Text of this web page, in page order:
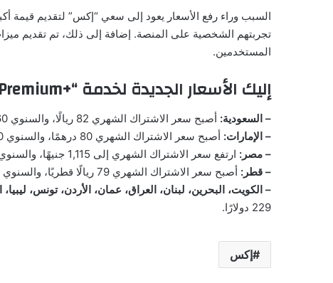
السبب وراء رفع الأسعار يعود إلى سعي “إكس” لتقديم قيمة
تجربتهم الشخصية على المنصة. إضافة إلى ذلك، تم تقديم
المستخدمين.
إليك الأسعار الجديدة لخدمة “Premium+‎” في بعض الدول العربية:
– السعودية: أصبح سعر الاشتراك الشهري 82 ريالًا، والسنوي 860 ريالًا.
– الإمارات: أصبح سعر الاشتراك الشهري 80 درهمًا، والسنوي 840 درهمًا.
– مصر: ارتفع سعر الاشتراك الشهري إلى 1,115 جنيهًا، والسنوي إلى 11,600 جنيه.
– قطر: أصبح سعر الاشتراك الشهري 79 ريالًا قطريًا، والسنوي 830 ريالًا.
– الكويت، البحرين، لبنان، العراق، عمان، الأردن، تونس،
229 دولارًا.
إكس